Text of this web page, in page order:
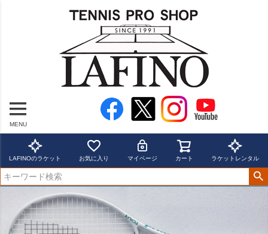
MENU
LAFINOのラケット お気に入り マイページ カート ラケットレンタル